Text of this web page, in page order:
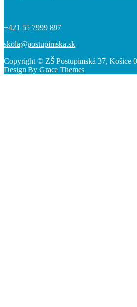
+421 55 7999 897
skola@postupimska.sk
Copyright © ZŠ Postupimská 37, Košice
Design By Grace Themes